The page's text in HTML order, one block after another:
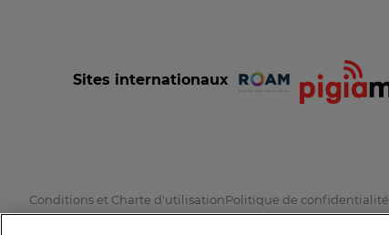
Sites internationaux
Conditions et Charte d'utilisationPolitique de confidentialité